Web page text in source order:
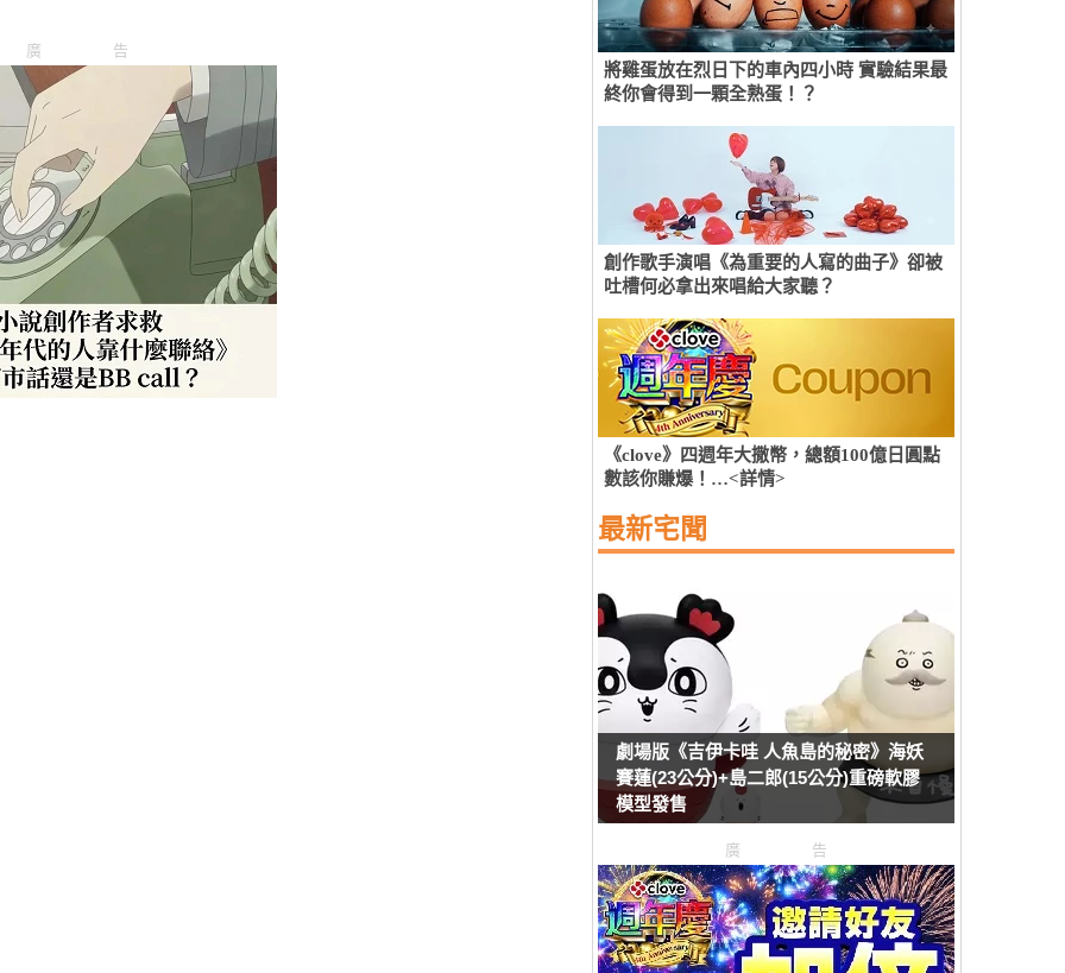
廣告
將雞蛋放在烈日下的車內四小時 實驗結果最
終你會得到一顆全熟蛋！？
創作歌手演唱《為重要的人寫的曲子》卻被
吐槽何必拿出來唱給大家聽？
《clove》四週年大撒幣，總額100億日圓點
數該你賺爆！…<詳情>
最新宅聞
劇場版《吉伊卡哇 人魚島的秘密》海妖
賽蓮(23公分)+島二郎(15公分)重磅軟膠
模型發售
廣告